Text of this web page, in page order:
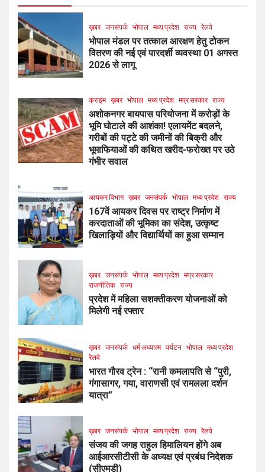
ख़बर जनसंपर्क भोपाल मध्य प्रदेश राज्य रेलवे
भोपाल मंडल पर तत्काल आरक्षण हेतु टोकन
वितरण की नई एवं पारदर्शी व्यवस्था 01 अगस्त
2026 से लागू
क्राइम ख़बर भोपाल मध्य प्रदेश मप्र सरकार राज्य
अशोकनगर बायपास परियोजना में करोड़ों के
भूमि घोटाले की आशंका! एलायमेंट बदलने,
गरीबों की पट्टे की जमीनों की बिक्री और
भूमाफियाओं की कथित खरीद-फरोख्त पर उठे
गंभीर सवाल
आयकर विभाग ख़बर जनसंपर्क भोपाल मध्य प्रदेश राज्य
167वें आयकर दिवस पर राष्ट्र निर्माण में
करदाताओं की भूमिका का संदेश, उत्कृष्ट
खिलाड़ियों और विद्यार्थियों का हुआ सम्मान
ख़बर जनसंपर्क भोपाल मध्य प्रदेश मप्र सरकार
राजनीतिक राज्य
प्रदेश में महिला सशक्तीकरण योजनाओं को
मिलेगी नई रफ्तार
ख़बर जनसंपर्क धर्म अध्यात्म पर्यटन भोपाल मध्य प्रदेश
रेलवे
भारत गौरव ट्रेन : “रानी कमलापति से “पुरी,
गंगासागर, गया, वाराणसी एवं रामलला दर्शन
यात्रा”
ख़बर जनसंपर्क भोपाल मध्य प्रदेश राज्य रेलवे
संजय की जगह राहुल हिमालियन होंगे अब
आईआरसीटीसी के अध्यक्ष एवं प्रबंध निदेशक
(सीएमडी)